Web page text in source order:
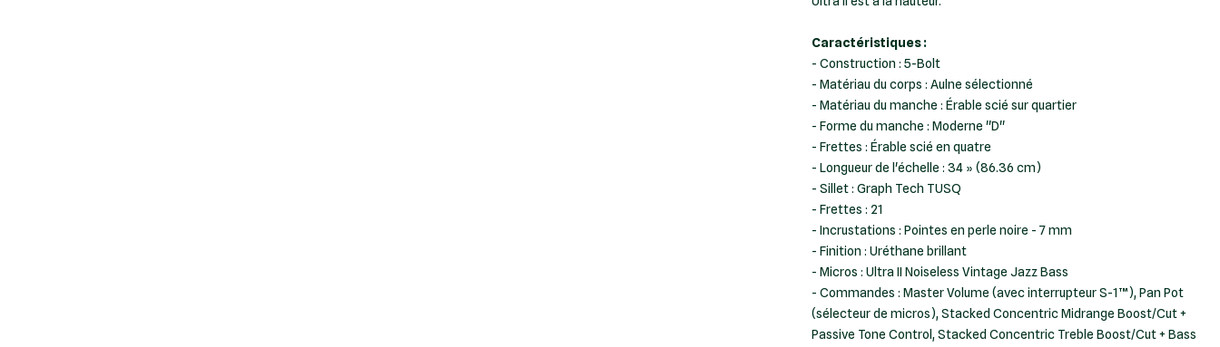
Caractéristiques :
- Construction : 5-Bolt
- Matériau du corps : Aulne sélectionné
- Matériau du manche : Érable scié sur quartier
- Forme du manche : Moderne ''D''
- Frettes : Érable scié en quatre
- Longueur de l'échelle : 34 » (86.36 cm)
- Sillet : Graph Tech TUSQ
- Frettes : 21
- Incrustations : Pointes en perle noire - 7 mm
- Finition : Uréthane brillant
- Micros : Ultra II Noiseless Vintage Jazz Bass
- Commandes : Master Volume (avec interrupteur S-1™), Pan Pot
(sélecteur de micros), Stacked Concentric Midrange Boost/Cut +
Passive Tone Control, Stacked Concentric Treble Boost/Cut + Bass